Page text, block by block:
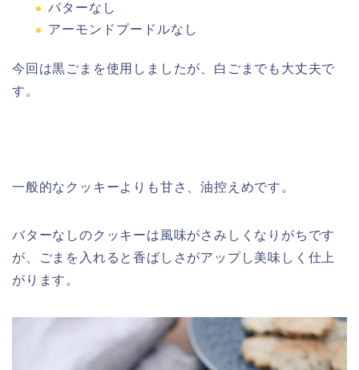
バターなし
アーモンドプードルなし
今回は黒ごまを使用しましたが、白ごまでも大丈夫で
す。
一般的なクッキーよりも甘さ、油控えめです。
バターなしのクッキーは風味がさみしくなりがちです
が、ごまを入れると香ばしさがアップし美味しく仕上
がります。